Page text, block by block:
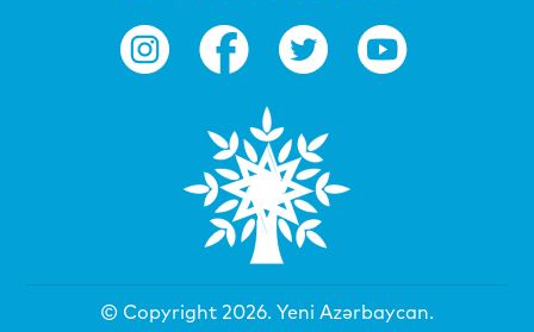
© Copyright 2026. Yeni Azərbaycan.